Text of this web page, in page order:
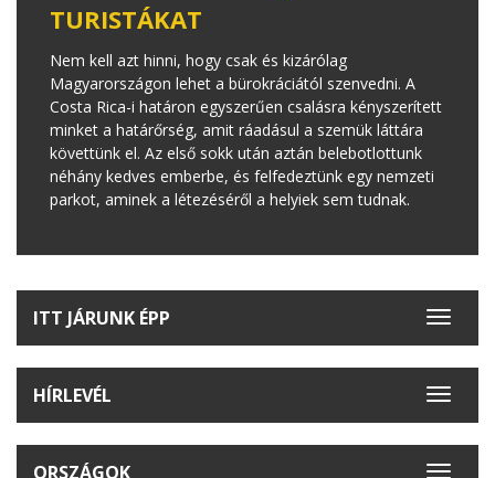
TURISTÁKAT
Nem kell azt hinni, hogy csak és kizárólag
Magyarországon lehet a bürokráciától szenvedni. A
Costa Rica-i határon egyszerűen csalásra kényszerített
minket a határőrség, amit ráadásul a szemük láttára
követtünk el. Az első sokk után aztán belebotlottunk
néhány kedves emberbe, és felfedeztünk egy nemzeti
parkot, aminek a létezéséről a helyiek sem tudnak.
Toggle
ITT JÁRUNK ÉPP
Toggle
HÍRLEVÉL
ORSZÁGOK